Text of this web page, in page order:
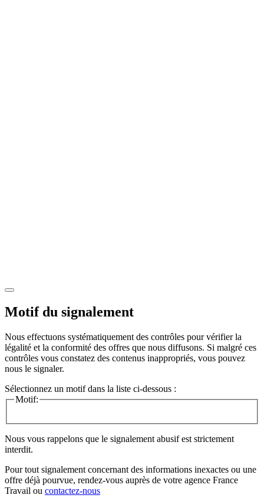
Motif du signalement
Nous effectuons systématiquement des contrôles pour vérifier la
légalité et la conformité des offres que nous diffusons. Si malgré ces
contrôles vous constatez des contenus inappropriés, vous pouvez
nous le signaler.
Sélectionnez un motif dans la liste ci-dessous :
Motif:
Nous vous rappelons que le signalement abusif est strictement
interdit.
Pour tout signalement concernant des informations inexactes ou une
offre déjà pourvue, rendez-vous auprès de votre agence France
Travail ou contactez-nous